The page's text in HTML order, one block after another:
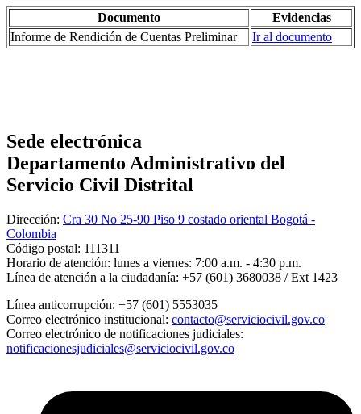
Documento
Evidencias
Informe de Rendición de Cuentas Preliminar
Ir al documento
Sede electrónica
Departamento Administrativo del
Servicio Civil Distrital
Dirección: Cra 30 No 25-90 Piso 9 costado oriental Bogotá -
Colombia
Código postal: 111311
Horario de atención: lunes a viernes: 7:00 a.m. - 4:30 p.m.
Línea de atención a la ciudadanía: +57 (601) 3680038 / Ext 1423
Línea anticorrupción: +57 (601) 5553035
Correo electrónico institucional: contacto@serviciocivil.gov.co
Correo electrónico de notificaciones judiciales:
notificacionesjudiciales@serviciocivil.gov.co